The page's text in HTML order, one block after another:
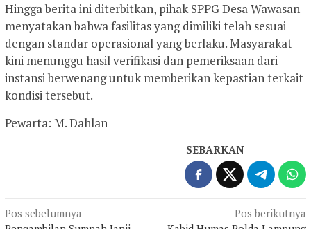
Hingga berita ini diterbitkan, pihak SPPG Desa Wawasan
menyatakan bahwa fasilitas yang dimiliki telah sesuai
dengan standar operasional yang berlaku. Masyarakat
kini menunggu hasil verifikasi dan pemeriksaan dari
instansi berwenang untuk memberikan kepastian terkait
kondisi tersebut.
Pewarta: M. Dahlan
SEBARKAN
Navigasi
Pos sebelumnya
Pos berikutnya